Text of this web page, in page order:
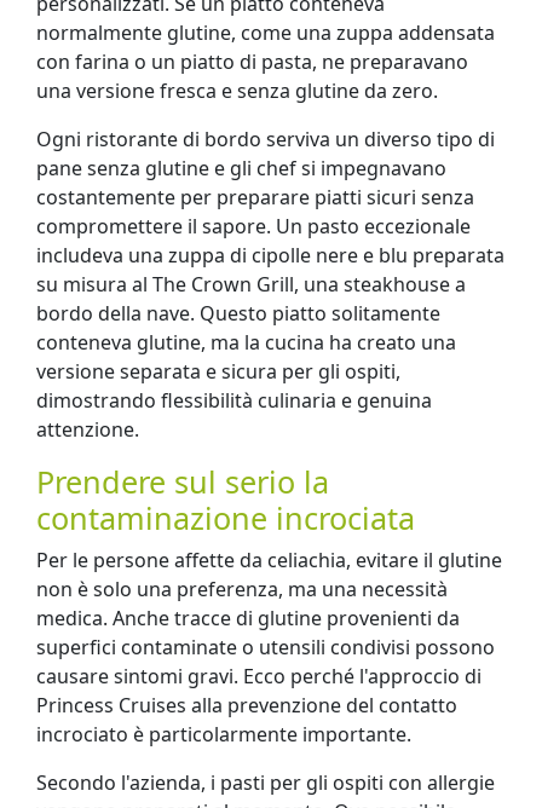
normalmente glutine, come una zuppa addensata
con farina o un piatto di pasta, ne preparavano
una versione fresca e senza glutine da zero.
Ogni ristorante di bordo serviva un diverso tipo di
pane senza glutine e gli chef si impegnavano
costantemente per preparare piatti sicuri senza
compromettere il sapore. Un pasto eccezionale
includeva una zuppa di cipolle nere e blu preparata
su misura al The Crown Grill, una steakhouse a
bordo della nave. Questo piatto solitamente
conteneva glutine, ma la cucina ha creato una
versione separata e sicura per gli ospiti,
dimostrando flessibilità culinaria e genuina
attenzione.
Prendere sul serio la
contaminazione incrociata
Per le persone affette da celiachia, evitare il glutine
non è solo una preferenza, ma una necessità
medica. Anche tracce di glutine provenienti da
superfici contaminate o utensili condivisi possono
causare sintomi gravi. Ecco perché l'approccio di
Princess Cruises alla prevenzione del contatto
incrociato è particolarmente importante.
Secondo l'azienda, i pasti per gli ospiti con allergie